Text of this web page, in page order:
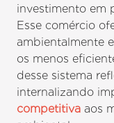
investimento em
Esse comércio
ambientalmente
os menos
desse sistema
internalizando
competitiva aos